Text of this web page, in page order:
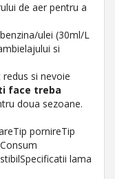
de aer pentru a
ulei (30ml/L
si
si nevoie
face treba
doua sezoane.
pornireTip
lama